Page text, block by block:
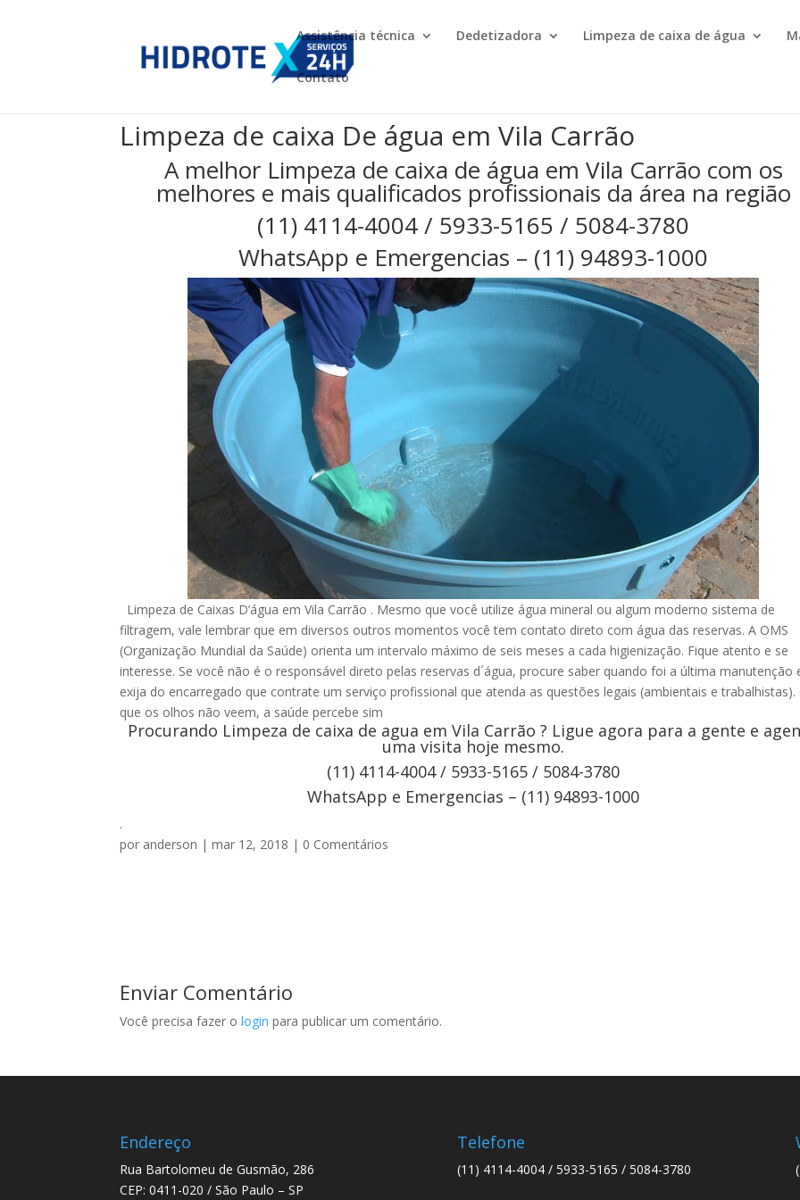
Assistência técnica Dedetizadora Limpeza de caixa de água
Contato
Limpeza de caixa De água em Vila Carrão
A melhor Limpeza de caixa de água em Vila Carrão com os
melhores e mais qualificados profissionais da área na região
(11) 4114-4004 / 5933-5165 / 5084-3780
WhatsApp e Emergencias – (11) 94893-1000
Limpeza de Caixas D’água em Vila Carrão . Mesmo que você utilize água mineral ou algum moderno sistema de
filtragem, vale lembrar que em diversos outros momentos você tem contato direto com água das reservas. A OMS
(Organização Mundial da Saúde) orienta um intervalo máximo de seis meses a cada higienização. Fique atento e se
interesse. Se você não é o responsável direto pelas reservas d´água, procure saber quando foi a última manutenção
exija do encarregado que contrate um serviço profissional que atenda as questões legais (ambientais e trabalhistas).
que os olhos não veem, a saúde percebe sim
Procurando Limpeza de caixa de agua em Vila Carrão ? Ligue agora para a gente e
uma visita hoje mesmo.
(11) 4114-4004 / 5933-5165 / 5084-3780
WhatsApp e Emergencias – (11) 94893-1000
.
por anderson |mar 12, 2018 | 0 Comentários
Enviar Comentário
Você precisa fazer ologin para publicar um comentário.
Endereço
Rua Bartolomeu de Gusmão, 286
CEP: 0411-020 / São Paulo – SP
Telefone
(11) 4114-4004 / 5933-5165 / 5084-3780